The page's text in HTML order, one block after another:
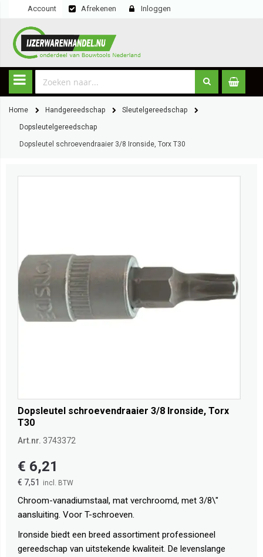
Account Afrekenen Inloggen
Home Handgereedschap Sleutelgereedschap
Dopsleutelgereedschap
Dopsleutel schroevendraaier 3/8 Ironside, Torx T30
Dopsleutel schroevendraaier 3/8 Ironside, Torx
T30
Art.nr. 3743372
€ 7,51
€ 6,21
Chroom-vanadiumstaal, mat verchroomd, met 3/8\"
aansluiting. Voor T-schroeven.
Ironside biedt een breed assortiment professioneel
gereedschap van uitstekende kwaliteit. De levenslange